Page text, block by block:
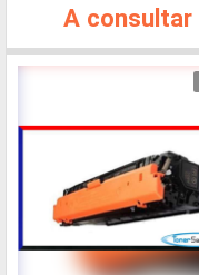
A consultar